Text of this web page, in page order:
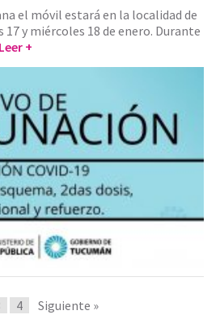
el móvil estará en la localidad de
y miércoles 18 de enero. Durante
Leer +
4 Siguiente »